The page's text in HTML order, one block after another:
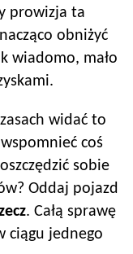
prowizja ta
obniżyć
wiadomo, mało
widać to
coś
sobie
Oddaj pojazd
. Całą sprawę
ciągu jednego